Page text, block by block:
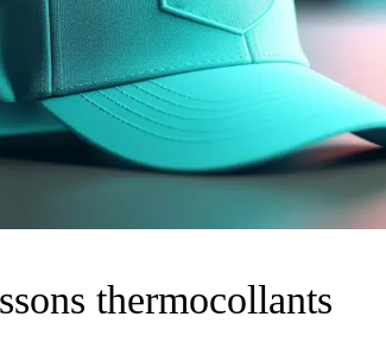
thermocollants